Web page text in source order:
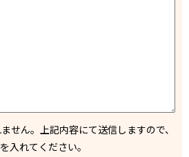
せん。上記内容にて送信しますので、
入れてください。